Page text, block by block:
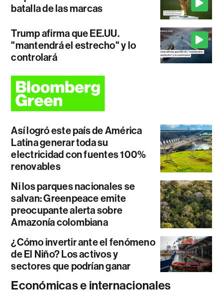
batalla de las marcas
Trump afirma que EE.UU.
"mantendrá el estrecho" y lo
controlará
Así logró este país de América
Latina generar toda su
electricidad con fuentes 100%
renovables
Ni los parques nacionales se
salvan: Greenpeace emite
preocupante alerta sobre
Amazonía colombiana
¿Cómo invertir ante el fenómeno
de El Niño? Los activos y
sectores que podrían ganar
Económicas e internacionales